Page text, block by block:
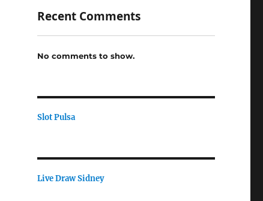
Recent Comments
No comments to show.
Slot Pulsa
Live Draw Sidney